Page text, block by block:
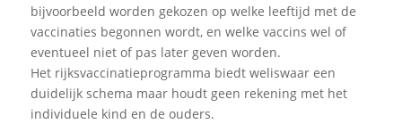
bijvoorbeeld worden gekozen op welke leeftijd met de
vaccinaties begonnen wordt, en welke vaccins wel of
eventueel niet of pas later geven worden.
Het rijksvaccinatieprogramma biedt weliswaar een
duidelijk schema maar houdt geen rekening met het
individuele kind en de ouders.